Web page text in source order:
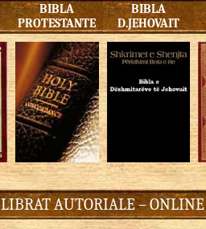
BIBLA
PROTESTANTE
BIBLA
D.JEHOVAIT
LIBRAT AUTORIALE – ONLINE